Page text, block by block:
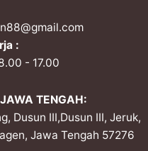
:
- 17.00
TENGAH:
Dusun III,Dusun III, Jeruk,
Jawa Tengah 57276